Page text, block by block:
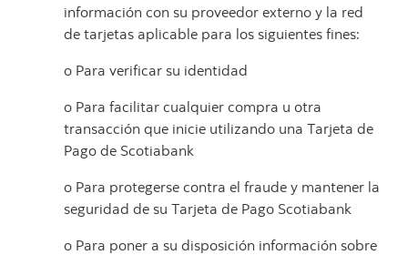
información con su proveedor externo y la red
de tarjetas aplicable para los siguientes fines:
o Para verificar su identidad
o Para facilitar cualquier compra u otra
transacción que inicie utilizando una Tarjeta de
Pago de Scotiabank
o Para protegerse contra el fraude y mantener la
seguridad de su Tarjeta de Pago Scotiabank
o Para poner a su disposición información sobre